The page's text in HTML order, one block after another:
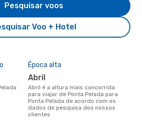
Voo + Hotel
Pesquisar voos
Época alta
abril
abril é a altura mais concorrida
para viajar de Ponta Pelada para
Ponta Pelada de acordo com os
dados de pesquisa dos nossos
clientes